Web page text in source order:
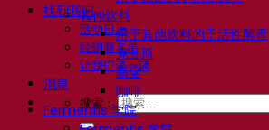
找到我们
活动日历
经销商名单
让我们谈一谈
消息
搜索：
其他饮料
用于其他饮料的干活性酵母
克瓦斯
高粱
咖啡
Fermentis 学院